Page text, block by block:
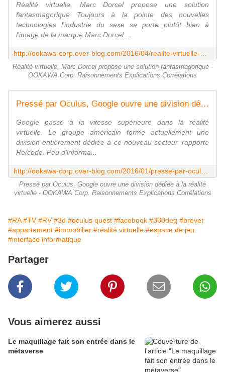
Réalité virtuelle, Marc Dorcel propose une solution
fantasmagorique Toujours à la pointe des nouvelles
technologies l'industrie du sexe se porte plutôt bien à
l'image de la marque Marc Dorcel ...
Réalité virtuelle, Marc Dorcel propose une solution fantasmagorique -
OOKAWA Corp. Raisonnements Explications Corrélations
Pressé par Oculus, Google ouvre une division dédiée à la réalité virtuelle - OOKAWA Corp. Raisonnements Explications Corrélations
Google passe à la vitesse supérieure dans la réalité
virtuelle. Le groupe américain forme actuellement une
division entièrement dédiée à ce nouveau secteur, rapporte
Re/code. Peu d'informa...
Pressé par Oculus, Google ouvre une division dédiée à la réalité
virtuelle - OOKAWA Corp. Raisonnements Explications Corrélations
#RA #TV #RV #3d #oculus quest #facebook #360deg #brevet
#appartement #immobilier #réalité virtuelle #espace de jeu
#interface informatique
Partager
Vous aimerez aussi
Le maquillage fait son entrée dans le
métaverse